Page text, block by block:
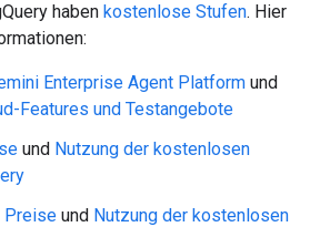
haben kostenlose Stufen. Hier
Enterprise Agent Platform und
Features und Testangebote
und Nutzung der kostenlosen
Preise und Nutzung der kostenlosen